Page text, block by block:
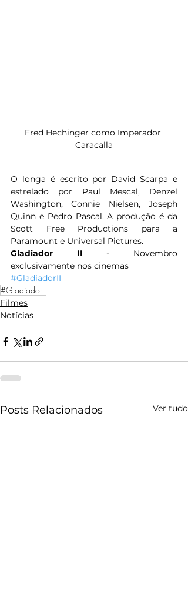
Fred Hechinger como Imperador
Caracalla
O longa é escrito por David Scarpa e
estrelado por Paul Mescal, Denzel
Washington, Connie Nielsen, Joseph
Quinn e Pedro Pascal. A produção é da
Scott Free Productions para a
Paramount e Universal Pictures.
Gladiador II - Novembro
exclusivamente nos cinemas
#GladiadorII
#GladiadorII
Filmes
Notícias
Posts Relacionados Ver tudo